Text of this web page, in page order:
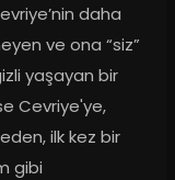
daha
ve ona “siz”
yaşayan bir
Cevriye'ye,
ilk kez bir
gibi